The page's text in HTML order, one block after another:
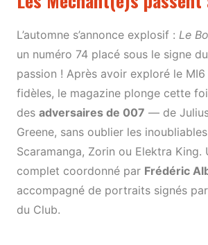
L’automne s’annonce explosif : Le
un numéro 74 placé sous le signe
passion ! Après avoir exploré le
fidèles, le magazine plonge cette
des adversaires de 007 — de
Greene, sans oublier les
Scaramanga, Zorin ou Elektra King.
complet coordonné par Frédéric
accompagné de portraits signés
du Club.